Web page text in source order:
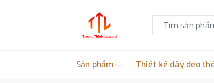
Sản phẩm Thiết kế dây đeo